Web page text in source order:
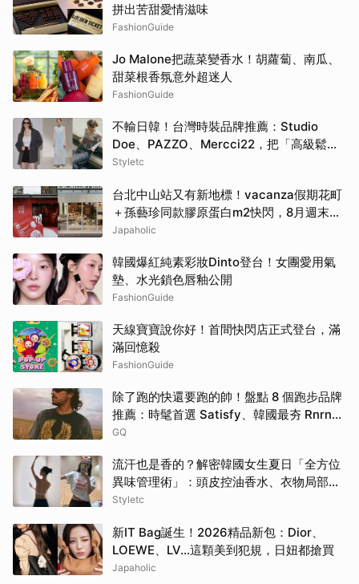
拼出苦甜愛情滋味
FashionGuide
Jo Malone把蔬菜變香水！胡蘿蔔、南瓜、
甜菜根香氛意外超迷人
FashionGuide
不輸日韓！台灣時裝品牌推薦：Studio
Doe、PAZZO、Mercci22，把「高級鬆弛
感」穿成日常
Styletc
台北中山站又有新地標！vacanza假期花町
＋孫藝珍同款膠原蛋白m2快閃，8月週末必
逛這2大爆款景點
Japaholic
韓國爆紅純素彩妝Dinto登台！女團愛用氣
墊、水光鎖色唇釉公開
FashionGuide
天線寶寶說你好！首間快閃店正式登台，滿
滿回憶殺
FashionGuide
除了跑的快還要跑的帥！盤點 8 個跑步品牌
推薦：時髦首選 Satisfy、韓國最夯 Rnrn
全都要擁有！
GQ
流汗也是香的？解密韓國女生夏日「全方位
異味管理術」：頭皮控油香水、衣物局部消
臭，打造自帶母胎偽體香
Styletc
新IT Bag誕生！2026精品新包：Dior、
LOEWE、LV…這顆美到犯規，日妞都搶買
Japaholic